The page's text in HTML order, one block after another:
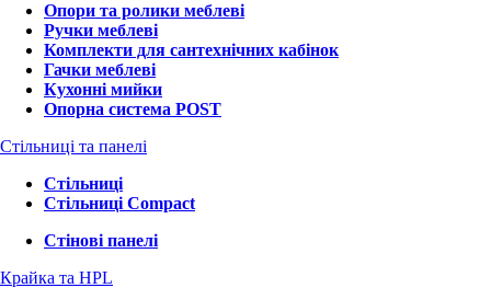
Опори та ролики меблеві
Ручки меблеві
Комплекти для сантехнічних кабінок
Гачки меблеві
Кухонні мийки
Опорна система POST
Стільниці та панелі
Стільниці
Стільниці Compact
Стінові панелі
Крайка та HPL